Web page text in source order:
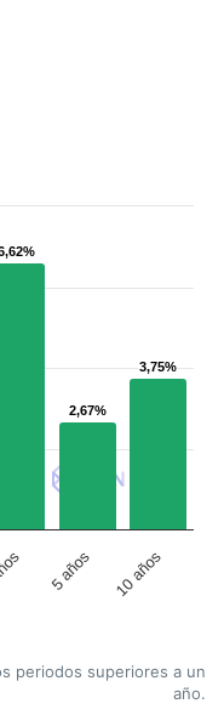
2,67%
2,67%
3,75%
3,75%
5 años 10 años
periodos superiores a un
año.